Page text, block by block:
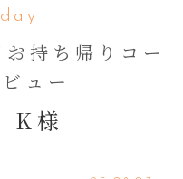
持ち帰りコー
ュー
K様